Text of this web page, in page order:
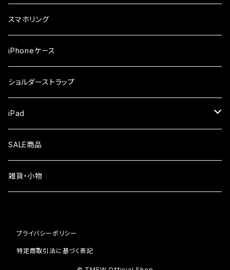
ガラスフィルム
らくらくスマホ
ガラスフィルム
OPPO
ガラスフィルム
Xiaomi
ガラスフィルム
iPhone17ProMax
iPhone16
iPhone15
iPhone13
スマホリング
iPhoneケース
ショルダーストラップ
iPad
液晶フィルム
SALE商品
雑貨・小物
プライバシーポリシー
特定商取引法に基づく表記